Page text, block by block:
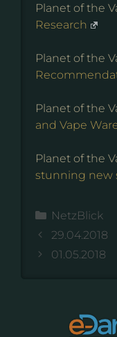
Planet of the
Research
Planet of the
Planet of the
and Vape
Planet of the
stunning new
Kategorien
NetzBlick
29.04.2018
01.05.2018